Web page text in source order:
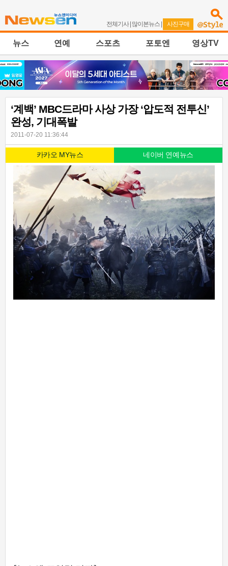
전체기사| 많이본뉴스 | 사진구매
뉴스 연예 스포츠 포토엔 영상TV
‘계백’ MBC드라마 사상 가장 ‘압도적 전투신’
완성, 기대폭발
2011-07-20 11:36:44
카카오 MY뉴스 네이버 연예뉴스